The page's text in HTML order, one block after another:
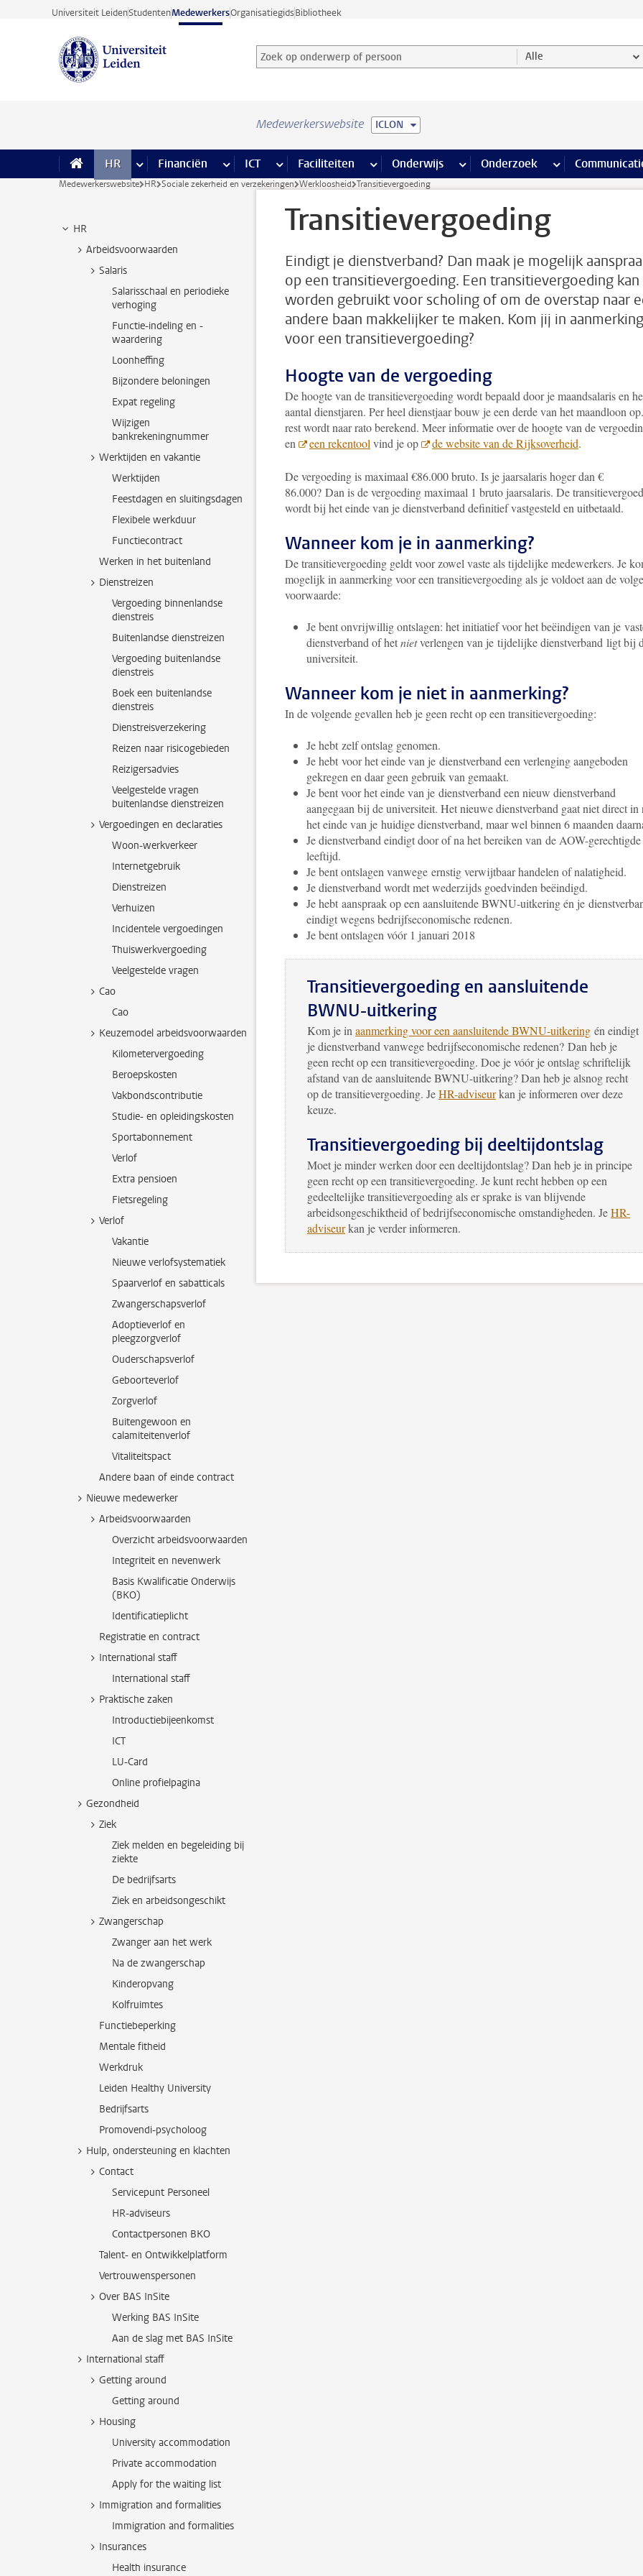
Ga direct naar de inhoud
Universiteit LeidenStudentenMedewerkersOrganisatiegidsBibliotheek
Zoek op onderwerp of persoon en selecteer categorie
Zoekterm Alle
Medewerkerswebsite ICLON
HR meer HR pagina’s
Financiën meer Financiën pagina’s
ICT meer ICT pagina’s
Faciliteiten meer Faciliteiten pagina’s
Onderwijs meer Onderwijs pagina’s
Onderzoek meer Onderzoek
Medewerkerswebsite HR Sociale zekerheid en verzekeringen Werkloosheid Transitievergoeding
HR
Arbeidsvoorwaarden
Salaris
Salarisschaal en periodieke
verhoging
Functie-indeling en -
waardering
Loonheffing
Bijzondere beloningen
Expat regeling
Wijzigen
bankrekeningnummer
Werktijden en vakantie
Werktijden
Feestdagen en sluitingsdagen
Flexibele werkduur
Functiecontract
Werken in het buitenland
Dienstreizen
Vergoeding binnenlandse
dienstreis
Buitenlandse dienstreizen
Vergoeding buitenlandse
dienstreis
Boek een buitenlandse
dienstreis
Dienstreisverzekering
Reizen naar risicogebieden
Reizigersadvies
Veelgestelde vragen
buitenlandse dienstreizen
Vergoedingen en declaraties
Woon-werkverkeer
Internetgebruik
Dienstreizen
Verhuizen
Incidentele vergoedingen
Thuiswerkvergoeding
Veelgestelde vragen
Cao
Cao
Keuzemodel arbeidsvoorwaarden
Kilometervergoeding
Beroepskosten
Vakbondscontributie
Studie- en opleidingskosten
Sportabonnement
Verlof
Extra pensioen
Fietsregeling
Verlof
Vakantie
Nieuwe verlofsystematiek
Spaarverlof en sabatticals
Zwangerschapsverlof
Adoptieverlof en
pleegzorgverlof
Ouderschapsverlof
Geboorteverlof
Zorgverlof
Buitengewoon en
calamiteitenverlof
Vitaliteitspact
Andere baan of einde contract
Nieuwe medewerker
Arbeidsvoorwaarden
Overzicht arbeidsvoorwaarden
Integriteit en nevenwerk
Basis Kwalificatie Onderwijs
(BKO)
Identificatieplicht
Registratie en contract
International staff
International staff
Praktische zaken
Introductiebijeenkomst
ICT
LU-Card
Online profielpagina
Gezondheid
Ziek
Ziek melden en begeleiding bij
ziekte
De bedrijfsarts
Ziek en arbeidsongeschikt
Zwangerschap
Zwanger aan het werk
Na de zwangerschap
Kinderopvang
Kolfruimtes
Functiebeperking
Mentale fitheid
Werkdruk
Leiden Healthy University
Bedrijfsarts
Promovendi-psycholoog
Hulp, ondersteuning en klachten
Contact
Servicepunt Personeel
HR-adviseurs
Contactpersonen BKO
Talent- en Ontwikkelplatform
Vertrouwenspersonen
Over BAS InSite
Werking BAS InSite
Aan de slag met BAS InSite
International staff
Getting around
Getting around
Housing
University accommodation
Private accommodation
Apply for the waiting list
Immigration and formalities
Immigration and formalities
Insurances
Health insurance
Transitievergoeding
Eindigt je dienstverband? Dan maak je mogelijk
op een transitievergoeding. Een transitievergoeding kan
worden gebruikt voor scholing of om de overstap naar
andere baan makkelijker te maken. Kom jij in aanmerking
voor een transitievergoeding?
Hoogte van de vergoeding
De hoogte van de transitievergoeding wordt bepaald door je maandsalaris en
aantal dienstjaren. Per heel dienstjaar bouw je een derde van het maandloon
rest wordt naar rato berekend. Meer informatie over de hoogte van de
en
een rekentool vind je op de website van de Rijksoverheid.
De vergoeding is maximaal €86.000 bruto. Is je jaarsalaris hoger dan €
86.000? Dan is de vergoeding maximaal 1 bruto jaarsalaris. De
wordt bij het einde van je dienstverband definitief vastgesteld en uitbetaald.
Wanneer kom je in aanmerking?
De transitievergoeding geldt voor zowel vaste als tijdelijke medewerkers. Je
mogelijk in aanmerking voor een transitievergoeding als je voldoet aan de
voorwaarde:
Je bent onvrijwillig ontslagen: het initiatief voor het beëindigen van je
dienstverband of hetnietverlengen van je tijdelijke dienstverband ligt bij
universiteit.
Wanneer kom je niet in aanmerking?
In de volgende gevallen heb je geen recht op een transitievergoeding:
Je hebt zelf ontslag genomen.
Je hebt voor het einde van je dienstverband een verlenging aangeboden
gekregen en daar geen gebruik van gemaakt.
Je bent voor het einde van je dienstverband een nieuw dienstverband
aangegaan bij de universiteit. Het nieuwe dienstverband gaat niet direct in
het einde van je huidige dienstverband, maar wel binnen 6 maanden
Je dienstverband eindigt door of na het bereiken van de AOW-gerechtigde
leeftijd.
Je bent ontslagen vanwege ernstig verwijtbaar handelen of nalatigheid.
Je dienstverband wordt met wederzijds goedvinden beëindigd.
Je hebt aanspraak op een aansluitende BWNU-uitkering én je
eindigt wegens bedrijfseconomische redenen.
Je bent ontslagen vóór 1 januari 2018
Transitievergoeding en aansluitende
BWNU-uitkering
Kom je in aanmerking voor een aansluitende BWNU-uitkering én eindigt
je dienstverband vanwege bedrijfseconomische redenen? Dan heb je
geen recht op een transitievergoeding. Doe je vóór je ontslag schriftelijk
afstand van de aansluitende BWNU-uitkering? Dan heb je alsnog recht
op de transitievergoeding. JeHR-adviseurkan je informeren over deze
keuze.
Transitievergoeding bij deeltijdontslag
Moet je minder werken door een deeltijdontslag? Dan heb je in principe
geen recht op een transitievergoeding. Je kunt recht hebben op een
gedeeltelijke transitievergoeding als er sprake is van blijvende
arbeidsongeschiktheid of bedrijfseconomische omstandigheden. JeHR-
adviseurkan je verder informeren.